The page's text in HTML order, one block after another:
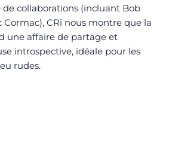
de collaborations (incluant Bob
Cormac), CRi nous montre que la
une affaire de partage et
introspective, idéale pour les
rudes.